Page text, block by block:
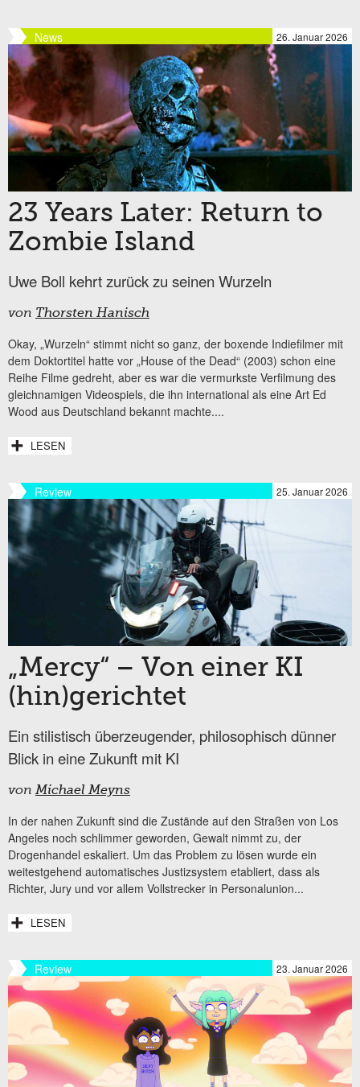
News 26. Januar 2026
23 Years Later: Return to
Zombie Island
Uwe Boll kehrt zurück zu seinen Wurzeln
von Thorsten Hanisch
Okay, „Wurzeln“ stimmt nicht so ganz, der boxende Indiefilmer mit
dem Doktortitel hatte vor „House of the Dead“ (2003) schon eine
Reihe Filme gedreht, aber es war die vermurkste Verfilmung des
gleichnamigen Videospiels, die ihn international als eine Art Ed
Wood aus Deutschland bekannt machte....
LESEN
Review 25. Januar 2026
„Mercy“ – Von einer KI
(hin)gerichtet
Ein stilistisch überzeugender, philosophisch dünner
Blick in eine Zukunft mit KI
vonMichael Meyns
In der nahen Zukunft sind die Zustände auf den Straßen von Los
Angeles noch schlimmer geworden, Gewalt nimmt zu, der
Drogenhandel eskaliert. Um das Problem zu lösen wurde ein
weitestgehend automatisches Justizsystem etabliert, dass als
Richter, Jury und vor allem Vollstrecker in Personalunion...
LESEN
Review 23. Januar 2026